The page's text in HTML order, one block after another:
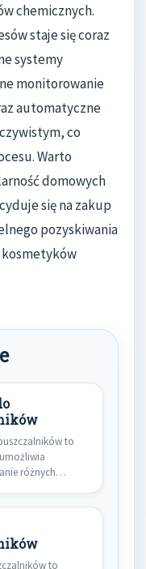
chemicznych.
staje się coraz
systemy
monitorowanie
automatyczne
co
Warto
domowych
się na zakup
pozyskiwania
to
różnych
to